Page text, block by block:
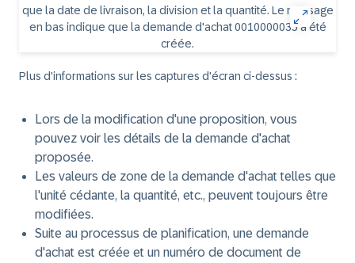
Plus d'informations sur les captures d'écran ci-dessus :
Lors de la modification d'une proposition, vous
pouvez voir les détails de la demande d'achat
proposée.
Les valeurs de zone de la demande d'achat telles que
l'unité cédante, la quantité, etc., peuvent toujours être
modifiées.
Suite au processus de planification, une demande
d'achat est créée et un numéro de document de